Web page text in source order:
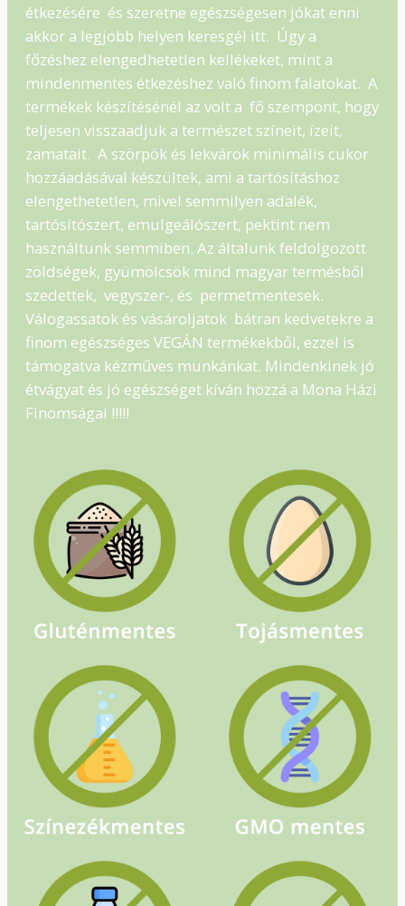
étkezésére és szeretne egészségesen jókat enni
akkor a legjobb helyen keresgél itt. Úgy a
főzéshez elengedhetetlen kellékeket, mint a
mindenmentes étkezéshez való finom falatokat. A
termékek készítésénél az volt a fő szempont, hogy
teljesen visszaadjuk a természet színeit, ízeit,
zamatait. A szörpök és lekvárok minimális cukor
hozzáadásával készültek, ami a tartósításhoz
elengethetetlen, mivel semmilyen adalék,
tartósítószert, emulgeálószert, pektint nem
használtunk semmiben. Az általunk feldolgozott
zöldségek, gyümölcsök mind magyar termésből
szedettek, vegyszer-, és permetmentesek.
Válogassatok és vásároljatok bátran kedvetekre a
finom egészséges VEGÁN termékekből, ezzel is
támogatva kézműves munkánkat. Mindenkinek jó
étvágyat és jó egészséget kíván hozzá a Mona Házi
Finomságai !!!!!